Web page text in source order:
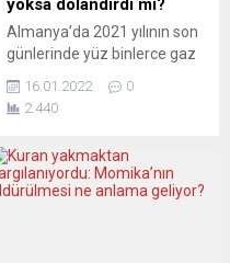
yoksa dolandırdı mı?
Almanya’da 2021 yılının son
günlerinde yüz binlerce gaz
sözleşmesi bir anda
feshedildi. Stromio,
tedarikçi” şirketleri ve
Gas.de gaz tedarikçi
16.01.2022
0
2.440